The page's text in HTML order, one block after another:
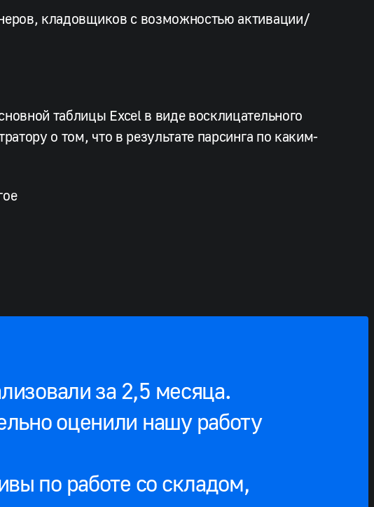
кладовщиков с возможностью активации/
таблицы Excel в виде восклицательного
о том, что в результате парсинга по каким-
за 2,5 месяца.
оценили нашу работу
по работе со складом,